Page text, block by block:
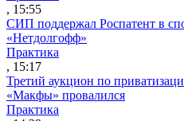
, 15:55
СИП поддержал Роспатент в
«Нетдолгофф»
Практика
, 15:17
Третий аукцион по
«Макфы» провалился
Практика